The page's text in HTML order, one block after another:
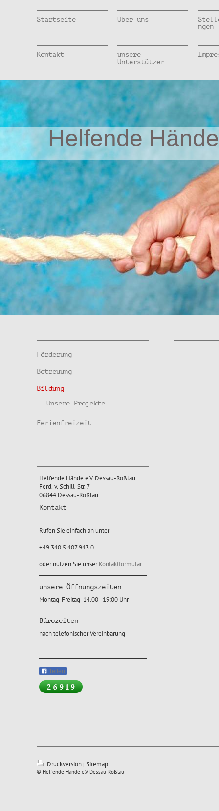
Startseite Über uns
ngen
Kontakt
unsere
Unterstützer
Helfende
Förderung
Betreuung
Bildung
Unsere Projekte
Ferienfreizeit
Helfende Hände e.V. Dessau-Roßlau
Ferd.-v.-Schill-Str. 7
06844 Dessau-Roßlau
Kontakt
Rufen Sie einfach an unter
+49 340 5 407 943 0
oder nutzen Sie unserKontaktformular.
unsere Öffnungszeiten
Montag-Freitag 14.00 - 19:00 Uhr
Bürozeiten
nach telefonischer Vereinbarung
Teilen
Druckversion | Sitemap
© Helfende Hände e.V. Dessau-Roßlau